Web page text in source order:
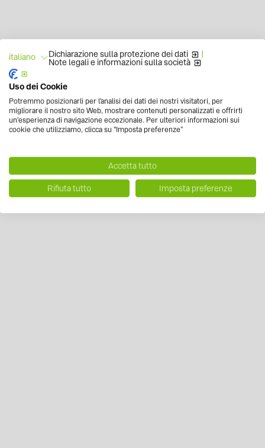
italiano Dichiarazione sulla protezione dei dati |
Note legali e informazioni sulla società
Uso dei Cookie
Potremmo posizionarli per l'analisi dei dati dei nostri visitatori, per
migliorare il nostro sito Web, mostrare contenuti personalizzati e offrirti
un'esperienza di navigazione eccezionale. Per ulteriori informazioni sui
cookie che utilizziamo, clicca su "Imposta preferenze”
Accetta tutto
Rifiuta tutto Imposta preferenze